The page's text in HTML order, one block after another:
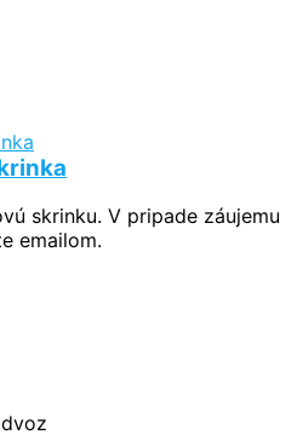
skrinku. V pripade záujemu
emailom.